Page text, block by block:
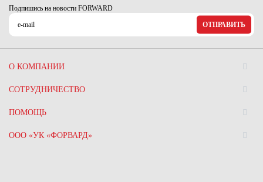
Челябинская область (2)
Подпишись на новости FORWARD
ОТПРАВИТЬ
О КОМПАНИИ
СОТРУДНИЧЕСТВО
ПОМОЩЬ
ООО «УК «ФОРВАРД»